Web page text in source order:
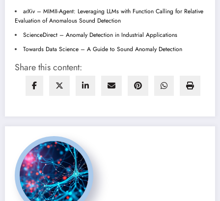
arXiv – MIMII-Agent: Leveraging LLMs with Function Calling for Relative
Evaluation of Anomalous Sound Detection
ScienceDirect – Anomaly Detection in Industrial Applications
Towards Data Science – A Guide to Sound Anomaly Detection
Share this content: